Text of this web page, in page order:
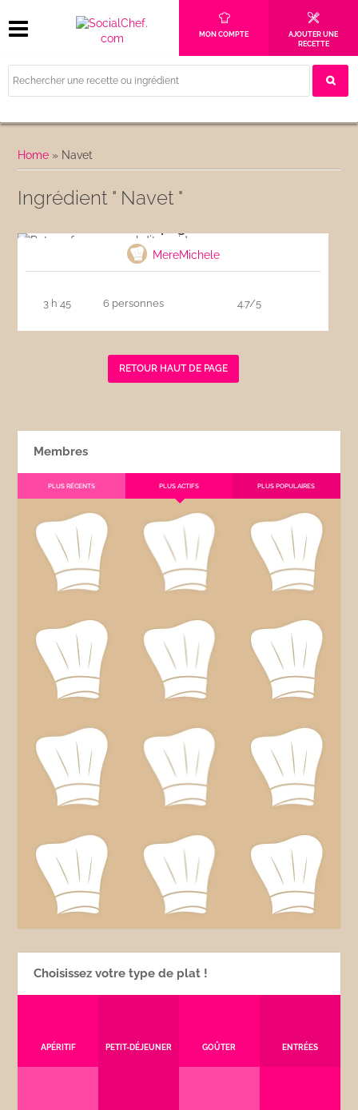
MON COMPTE
AJOUTER UNE
RECETTE
Home » Navet
Ingrédient " Navet "
MereMichele
3 h 45 6 personnes 4.7/5
RETOUR HAUT DE PAGE
Membres
PLUS RÉCENTS PLUS ACTIFS PLUS POPULAIRES
Choisissez votre type de plat !
APÉRITIF PETIT-DÉJEUNER GOÛTER ENTRÉES